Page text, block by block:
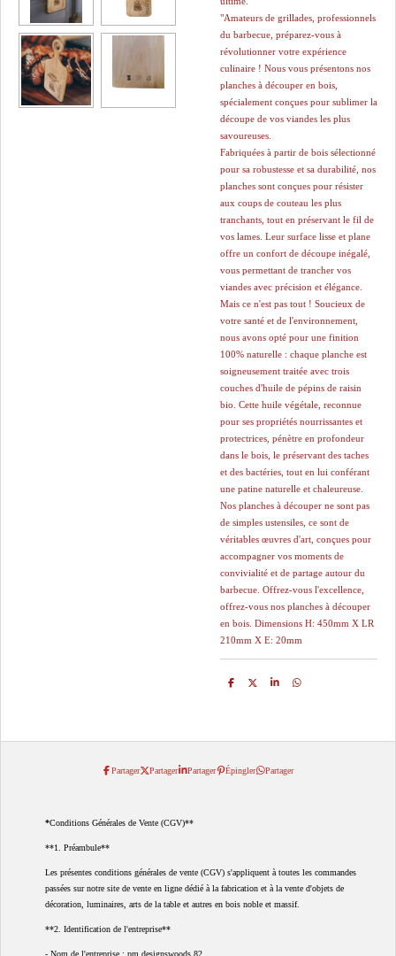
"Amateurs de grillades, professionnels
du barbecue, préparez-vous à
révolutionner votre expérience
culinaire ! Nous vous présentons nos
planches à découper en bois,
spécialement conçues pour sublimer la
découpe de vos viandes les plus
savoureuses.
Fabriquées à partir de bois sélectionné
pour sa robustesse et sa durabilité, nos
planches sont conçues pour résister
aux coups de couteau les plus
tranchants, tout en préservant le fil de
vos lames. Leur surface lisse et plane
offre un confort de découpe inégalé,
vous permettant de trancher vos
viandes avec précision et élégance.
Mais ce n'est pas tout ! Soucieux de
votre santé et de l'environnement,
nous avons opté pour une finition
100% naturelle : chaque planche est
soigneusement traitée avec trois
couches d'huile de pépins de raisin
bio. Cette huile végétale, reconnue
pour ses propriétés nourrissantes et
protectrices, pénètre en profondeur
dans le bois, le préservant des taches
et des bactéries, tout en lui conférant
une patine naturelle et chaleureuse.
Nos planches à découper ne sont pas
de simples ustensiles, ce sont de
véritables œuvres d'art, conçues pour
accompagner vos moments de
convivialité et de partage autour du
barbecue. Offrez-vous l'excellence,
offrez-vous nos planches à découper
en bois. Dimensions H: 450mm X LR
210mm X E: 20mm
P
e
P
e
P
e
P
e
Partager
Partager Partager Épingler Partager
*Conditions Générales de Vente (CGV)**
**1. Préambule**
Les présentes conditions générales de vente (CGV) s'appliquent à toutes les commandes
passées sur notre site de vente en ligne dédié à la fabrication et à la vente d'objets de
décoration, luminaires, arts de la table et autres en bois noble et massif.
**2. Identification de l'entreprise**
- Nom de l'entreprise : pm.designswoods.82